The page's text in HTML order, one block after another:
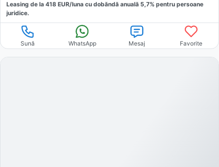
Leasing de la 418 EUR/luna cu dobăndă anuală 5,7% pentru persoane
juridice.
Sună WhatsApp Mesaj Favorite